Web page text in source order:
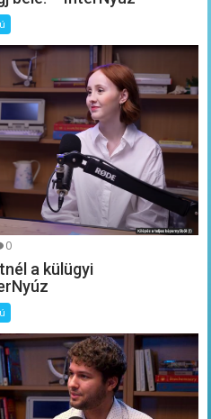
0
a külügyi